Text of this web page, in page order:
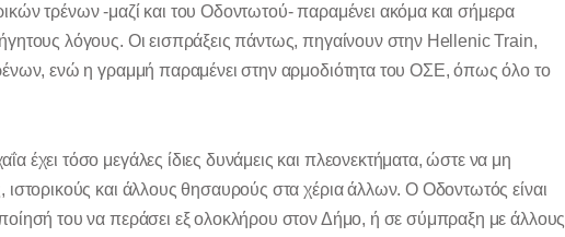
τρένων -μαζί και του Οδοντωτού- παραμένει ακόμα και σήμερα
λόγους. Οι εισπράξεις πάντως, πηγαίνουν στην Hellenic Train,
ενώ η γραμμή παραμένει στην αρμοδιότητα του ΟΣΕ, όπως όλο το
έχει τόσο μεγάλες ίδιες δυνάμεις και πλεονεκτήματα, ώστε να μη
ιστορικούς και άλλους θησαυρούς στα χέρια άλλων. Ο Οδοντωτός είναι
του να περάσει εξ ολοκλήρου στον Δήμο, ή σε σύμπραξη με άλλους